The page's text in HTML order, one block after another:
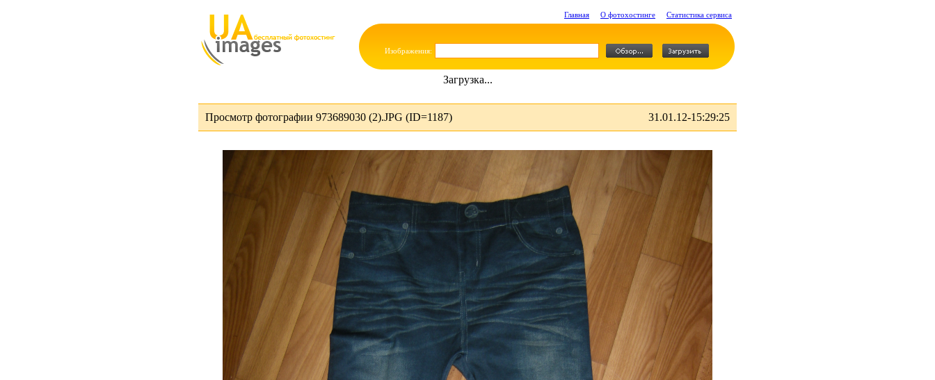
Главная О фотохостинге Статистика сервиса
Изображения:
Загрузка...
Просмотр фотографии 973689030 (2).JPG (ID=1187) 31.01.12-15:29:25